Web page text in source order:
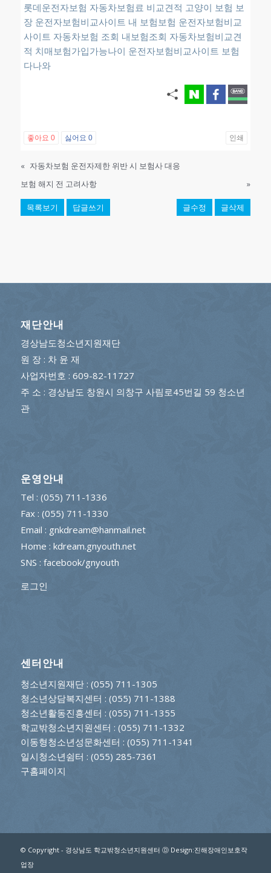
롯데운전자보험 자동차보험료 비교견적 고양이 보험 보
장 운전자보험비교사이트 내 보험보험 운전자보험비교
사이트 자동차보험 조회 내보험조회 자동차보험비교견
적 치매보험가입가능나이 운전자보험비교사이트 보험
다나와
좋아요 0 싫어요 0 인쇄
« 자동차보험 운전자제한 위반 시 보험사 대응
보험 해지 전 고려사항
»
목록보기 답글쓰기 글수정 글삭제
재단안내
경상남도청소년지원재단
원 장 : 차 윤 재
사업자번호 : 609-82-11727
주 소 : 경상남도 창원시 의창구 사림로45번길 59 청소년
관
운영안내
Tel : (055) 711-1336
Fax : (055) 711-1330
Email : gnkdream@hanmail.net
Home : kdream.gnyouth.net
SNS : facebook/gnyouth
로그인
센터안내
청소년지원재단: (055) 711-1305
청소년상담복지센터 : (055) 711-1388
청소년활동진흥센터 : (055) 711-1355
학교밖청소년지원센터 : (055) 711-1332
이동형청소년성문화센터 : (055) 711-1341
일시청소년쉼터 : (055) 285-7361
구홈페이지
© Copyright - 경상남도 학교밖청소년지원센터 Ⓓ Design:진해장애인보호작
업장